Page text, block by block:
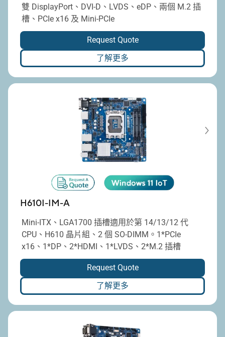
雙 DisplayPort、DVI-D、LVDS、eDP、兩個 M.2 插
槽、PCIe x16 及 Mini-PCIe
Request Quote
了解更多
H610I-IM-A
Mini-ITX、LGA1700 插槽適用於第 14/13/12 代
CPU、H610 晶片組、2 個 SO-DIMM。1*PCIe
x16、1*DP、2*HDMI、1*LVDS、2*M.2 插槽
Request Quote
了解更多